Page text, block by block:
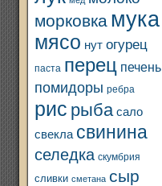
морковка мука
мясо нут огурец
паста перец печень
помидоры ребра
рис рыба сало
свекла свинина
селедка скумбрия
сливки сметана сыр